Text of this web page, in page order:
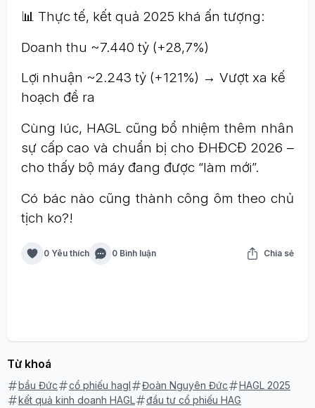
📊 Thực tế, kết quả 2025 khá ấn tượng:
Doanh thu ~7.440 tỷ (+28,7%)
Lợi nhuận ~2.243 tỷ (+121%) → Vượt xa kế
hoạch đề ra
Cùng lúc, HAGL cũng bổ nhiệm thêm nhân
sự cấp cao và chuẩn bị cho ĐHĐCĐ 2026 –
cho thấy bộ máy đang được “làm mới”.
Có bác nào cũng thành công ôm theo chủ
tịch ko?!
0 Yêu thích 0 Bình luận Chia sẻ
Từ khoá
bầu Đức cổ phiếu hagl Đoàn Nguyên Đức
HAGL 2025
kết quả kinh doanh HAGL
đầu tư cổ phiếu HAG